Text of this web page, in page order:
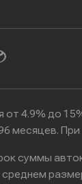
от 4.9% до
месяцев.
суммы